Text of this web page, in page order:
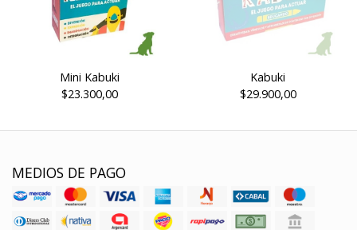
Mini Kabuki
$23.300,00
Kabuki
$29.900,00
MEDIOS DE PAGO